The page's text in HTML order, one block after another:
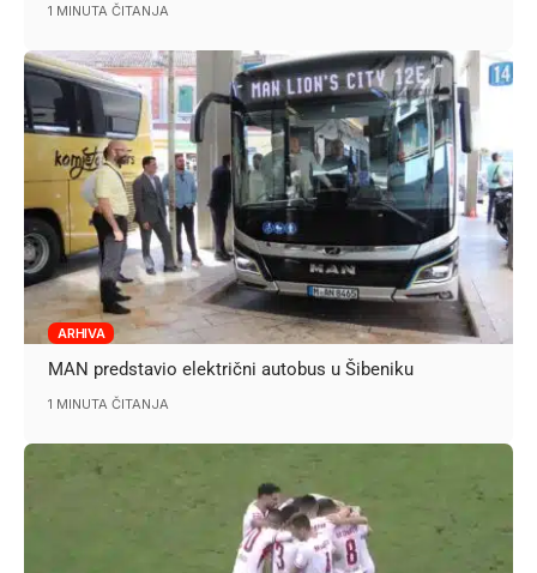
1 MINUTA ČITANJA
ARHIVA
MAN predstavio električni autobus u Šibeniku
1 MINUTA ČITANJA